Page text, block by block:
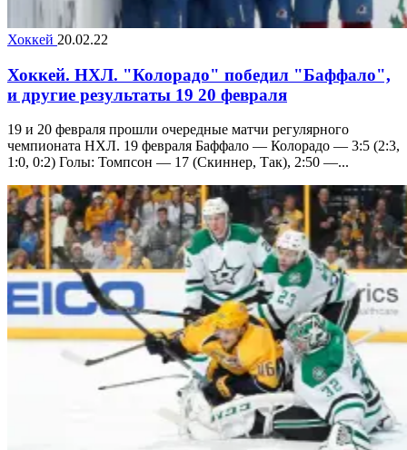
Хоккей 20.02.22
Хоккей. НХЛ. "Колорадо" победил "Баффало",
и другие результаты 19 20 февраля
19 и 20 февраля прошли очередные матчи регулярного
чемпионата НХЛ. 19 февраля Баффало — Колорадо — 3:5 (2:3,
1:0, 0:2) Голы: Томпсон — 17 (Скиннер, Так), 2:50 —...